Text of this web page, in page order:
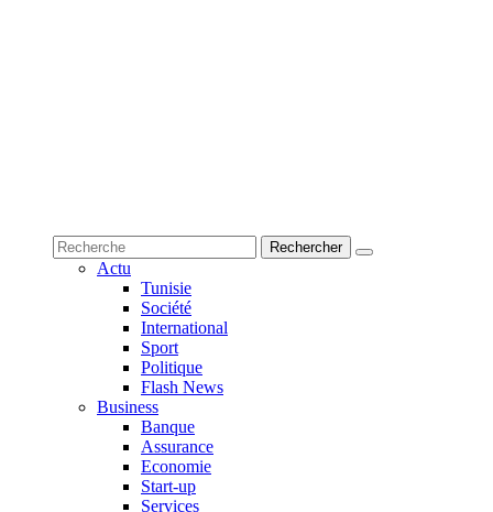
Actu
Tunisie
Société
International
Sport
Politique
Flash News
Business
Banque
Assurance
Economie
Start-up
Services